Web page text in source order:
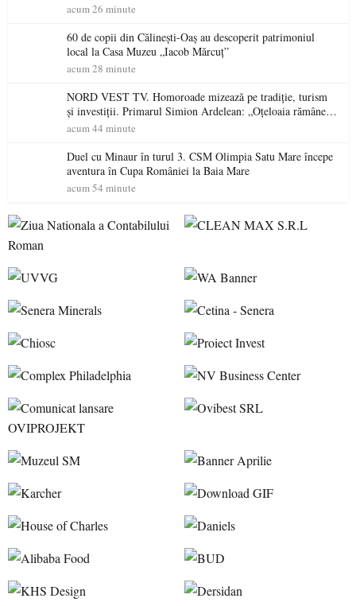
acum 26 minute
60 de copii din Călinești-Oaș au descoperit patrimoniul
local la Casa Muzeu „Iacob Mărcuț”
acum 28 minute
NORD VEST TV. Homoroade mizează pe tradiție, turism
și investiții. Primarul Simion Ardelean: „Oțeloaia rămâne
un brand al Codrului”
acum 44 minute
Duel cu Minaur în turul 3. CSM Olimpia Satu Mare începe
aventura în Cupa României la Baia Mare
acum 54 minute